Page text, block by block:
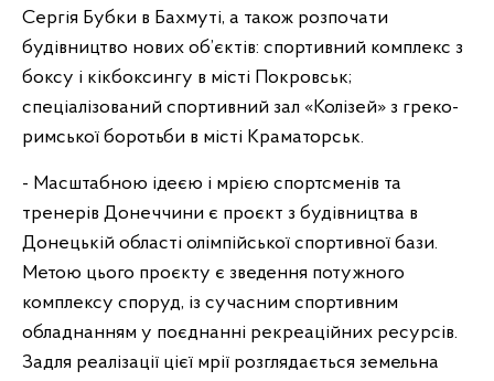
Сергія Бубки в Бахмуті, а також розпочати
будівництво нових об’єктів: спортивний комплекс з
боксу і кікбоксингу в місті Покровськ;
спеціалізований спортивний зал «Колізей» з греко-
римської боротьби в місті Краматорськ.
- Масштабною ідеєю і мрією спортсменів та
тренерів Донеччини є проєкт з будівництва в
Донецькій області олімпійської спортивної бази.
Метою цього проєкту є зведення потужного
комплексу споруд, із сучасним спортивним
обладнанням у поєднанні рекреаційних ресурсів.
Задля реалізації цієї мрії розглядається земельна